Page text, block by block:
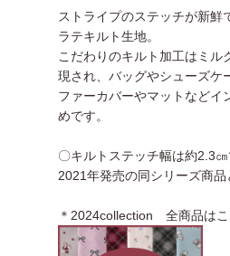
ストライプのステッチが新鮮
ラテキルト生地。
こだわりのキルト加工はミル
現され、バッグやシューズケ
ファーカバーやマットなどイ
めです。
〇キルトステッチ幅は約2.3㎝
2021年発売の同シリーズ商品
＊2024collection 全商品はこ